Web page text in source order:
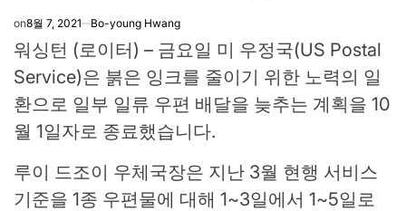
on8월 7, 2021 Bo-young Hwang
워싱턴 (로이터) – 금요일 미 우정국(US Postal
Service)은 붉은 잉크를 줄이기 위한 노력의 일
환으로 일부 일류 우편 배달을 늦추는 계획을 10
월 1일자로 종료했습니다.
루이 드조이 우체국장은 지난 3월 현행 서비스
기준을 1종 우편물에 대해 1~3일에서 1~5일로